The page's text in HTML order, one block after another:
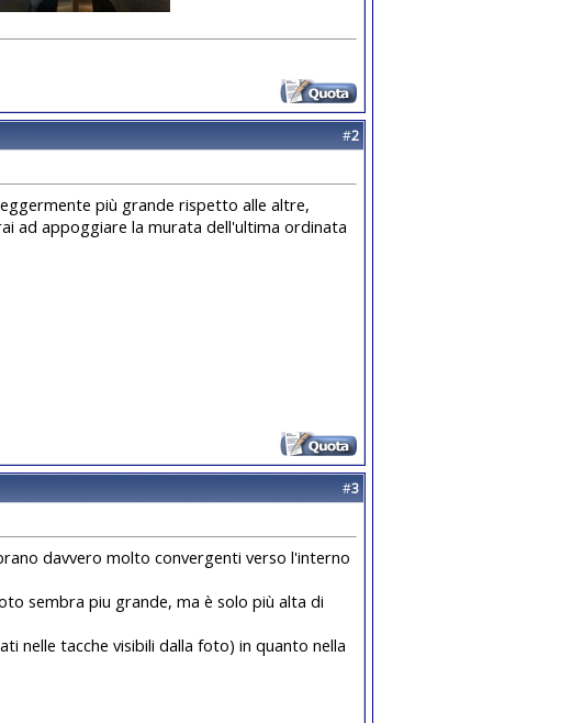
#2
più grande rispetto alle altre,
ad appoggiare la murata dell'ultima ordinata
#3
davvero molto convergenti verso l'interno
sembra piu grande, ma è solo più alta di
nelle tacche visibili dalla foto) in quanto nella